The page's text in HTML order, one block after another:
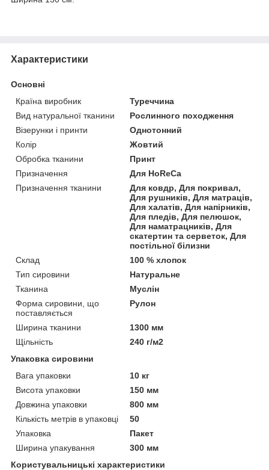
Характеристики
Основні
Країна виробник
Туреччина
Вид натуральної тканини
Рослинного походження
Візерунки і принти
Однотонний
Колір
Жовтий
Обробка тканини
Принт
Призначення
Для HoReCa
Призначення тканини
Для ковдр, Для покривал,
Для рушників, Для матраців,
Для халатів, Для напірників,
Для пледів, Для пелюшок,
Для наматрацників, Для
скатертин та серветок, Для
постільної білизни
Склад
100 % хлопок
Тип сировини
Натуральне
Тканина
Муслін
Форма сировини, що
поставляється
Рулон
Ширина тканини
1300 мм
Щільність
240 г/м2
Упаковка сировини
Вага упаковки
10 кг
Висота упаковки
150 мм
Довжина упаковки
800 мм
Кількість метрів в упаковці
50
Упаковка
Пакет
Ширина упакування
300 мм
Користувальницькі характеристики